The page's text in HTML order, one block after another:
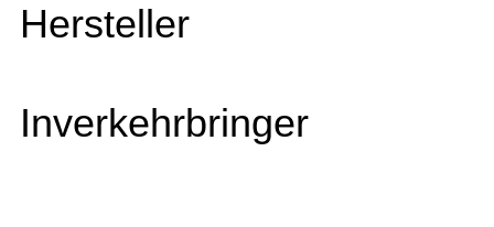
Hersteller
Inverkehrbringer